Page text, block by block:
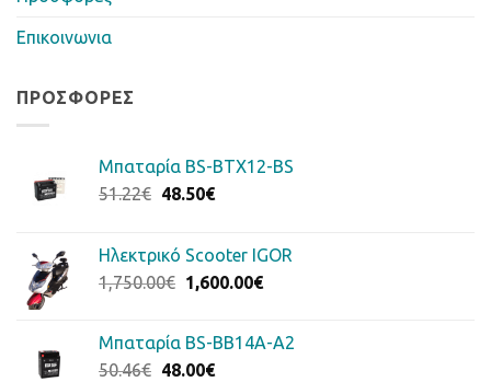
Επικοινωνια
ΠΡΟΣΦΟΡΈΣ
Μπαταρία BS-BTX12-BS
51.22€ Original
51.22€.
48.50€Η
είναι:
48.50€.
Ηλεκτρικό Scooter IGOR
1,750.00€ Original
1,750.00€.
1,600.00€Η
είναι:
Μπαταρία BS-BB14A-A2
50.46€ Original
48.00€Η